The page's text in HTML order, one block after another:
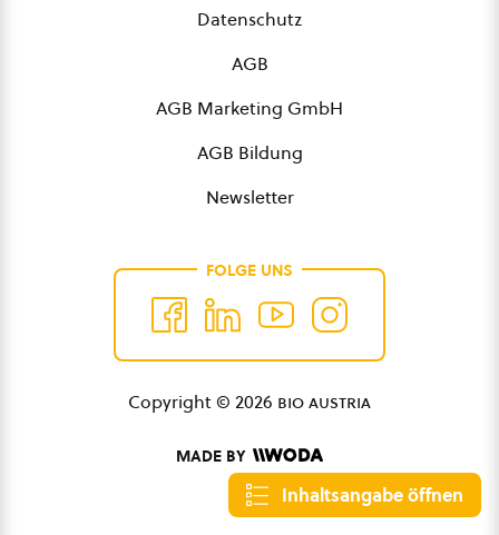
Inhaltsangabe öffnen
Datenschutz
AGB
AGB Marketing GmbH
AGB Bildung
Newsletter
FOLGE UNS
Copyright © 2026 bio austria
MADE BY